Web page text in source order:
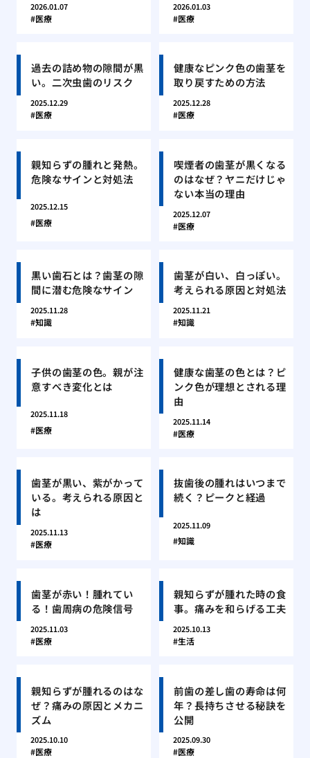
2026.01.07
医療
2026.01.03
医療
過去の詰め物の隙間が黒
い。二次虫歯のリスク
2025.12.29
医療
健康なピンク色の歯茎を
取り戻すための方法
2025.12.28
医療
親知らずの腫れと発熱。
危険なサインと対処法
2025.12.15
医療
喫煙者の歯茎が黒くなる
のはなぜ？ヤニだけじゃ
ない本当の理由
2025.12.07
医療
黒い歯石とは？歯茎の隙
間に潜む危険なサイン
2025.11.28
知識
歯茎が白い、白っぽい。
考えられる原因と対処法
2025.11.21
知識
子供の歯茎の色。親が注
意すべき変化とは
2025.11.18
医療
健康な歯茎の色とは？ピ
ンク色が理想とされる理
由
2025.11.14
医療
歯茎が黒い、紫がかって
いる。考えられる原因と
は
2025.11.13
医療
抜歯後の腫れはいつまで
続く？ピークと経過
2025.11.09
知識
歯茎が赤い！腫れてい
る！歯周病の危険信号
2025.11.03
医療
親知らずが腫れた時の食
事。痛みを和らげる工夫
2025.10.13
生活
親知らずが腫れるのはな
ぜ？痛みの原因とメカニ
ズム
2025.10.10
医療
前歯の差し歯の寿命は何
年？長持ちさせる秘訣を
公開
2025.09.30
医療